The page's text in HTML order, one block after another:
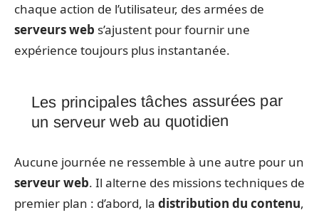
chaque action de l’utilisateur, des armées de
serveurs web s’ajustent pour fournir une
expérience toujours plus instantanée.
Les principales tâches assurées par
un serveur web au quotidien
Aucune journée ne ressemble à une autre pour un
serveur web. Il alterne des missions techniques de
premier plan : d’abord, la distribution du contenu,